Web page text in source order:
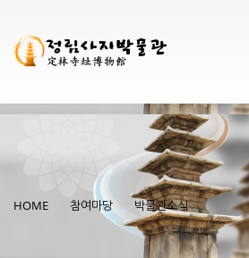
HOME 참여마당 박물관소식
스케치북
스케치